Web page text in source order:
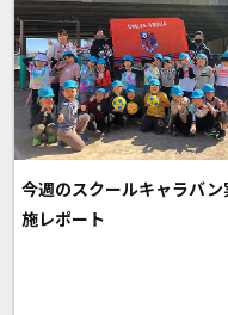
今週のスクールキャラバン
施レポート